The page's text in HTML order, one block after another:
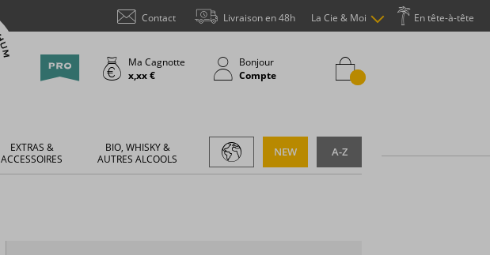
En tête-à-tête
La Cie & Moi
Livraison en 48h
Contact
Ma Cagnotte
x,xx €
Bonjour
Compte
EXTRAS &
ACCESSOIRES
BIO, WHISKY &
AUTRES ALCOOLS
A-Z
NEW